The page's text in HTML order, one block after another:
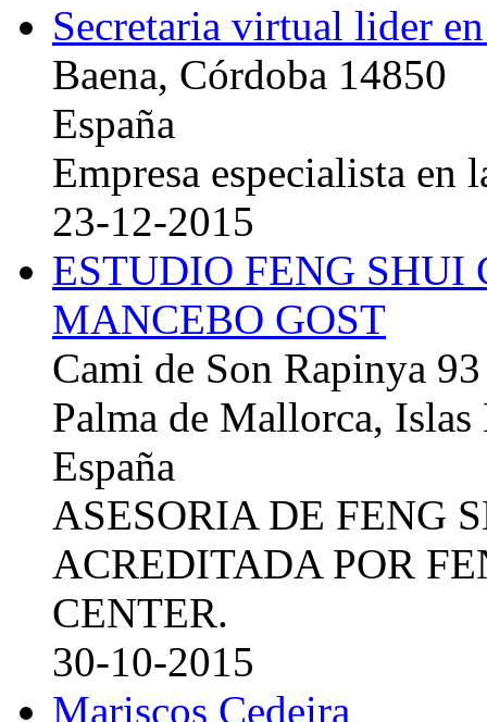
Secretaria virtual lider
Baena, Córdoba 14850
España
Empresa especialista en
23-12-2015
ESTUDIO FENG
MANCEBO GOST
Cami de Son Rapinya 93
Palma de Mallorca, Islas
España
ASESORIA DE FENG
ACREDITADA POR
CENTER.
30-10-2015
Mariscos Cedeira